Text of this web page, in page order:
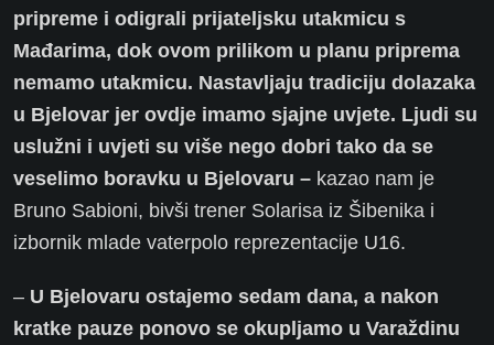
pripreme i odigrali prijateljsku utakmicu s
Mađarima, dok ovom prilikom u planu priprema
nemamo utakmicu. Nastavljaju tradiciju dolazaka
u Bjelovar jer ovdje imamo sjajne uvjete. Ljudi su
uslužni i uvjeti su više nego dobri tako da se
veselimo boravku u Bjelovaru – kazao nam je
Bruno Sabioni, bivši trener Solarisa iz Šibenika i
izbornik mlade vaterpolo reprezentacije U16.
– U Bjelovaru ostajemo sedam dana, a nakon
kratke pauze ponovo se okupljamo u Varaždinu